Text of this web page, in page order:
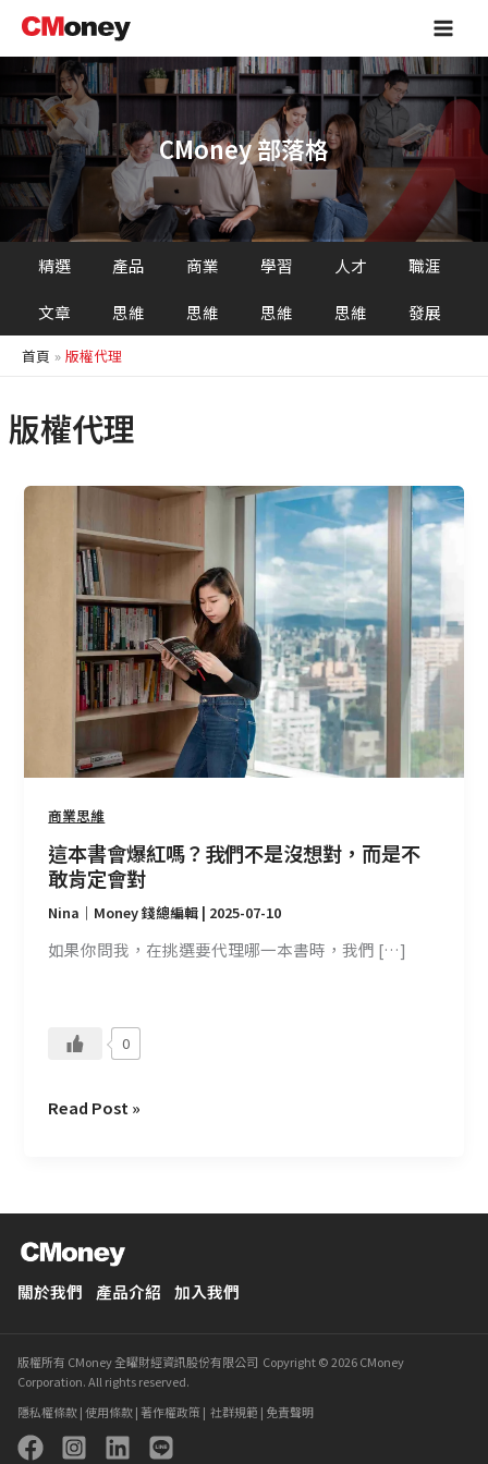
主
容
Main
CMoney 部落格
精選
文章
產品
思維
商業
思維
學習
思維
人才
思維
職涯
發展
首頁 版權代理
版權代理
商業思維
這本書會爆紅嗎？我們不是沒想對，而是不
敢肯定會對
Nina｜Money 錢總編輯 | 2025-07-10
如果你問我，在挑選要代理哪一本書時，我們 […]
0
嗎？
沒
想
而
是
不
敢
Read Post »
關於我們 產品介紹 加入我們
版權所有 CMoney 全曜財經資訊股份有限公司 Copyright © 2026 CMoney
Corporation. All rights reserved.
隱私權條款|使用條款| 著作權政策| 社群規範 | 免責聲明